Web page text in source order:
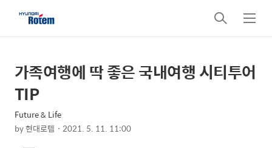
검
색
메
뉴
상
세
컨
텐
본
제
목
가족여행에 딱 좋은 국내여행 시티투어
TIP
Future & Life
by현대로템 2021. 5. 11. 11:00